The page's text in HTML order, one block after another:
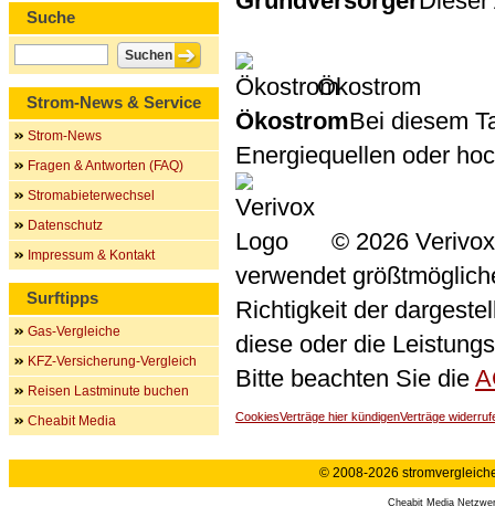
Ökostrom
ÖkostromBei diesem
Energiequellen oder
© 2026
verwendet
Richtigkeit der
diese oder die
Bitte beachten Sie die
CookiesVerträge hier kündigenVerträge
Suche
Strom-News & Service
Strom-News
Fragen & Antworten (FAQ)
Stromabieterwechsel
Datenschutz
Impressum & Kontakt
Surftipps
Gas-Vergleiche
KFZ-Versicherung-Vergleich
Reisen Lastminute buchen
Cheabit Media
© 2008-2026
Cheabit Media